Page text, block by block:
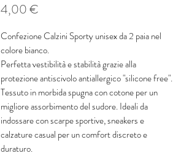
4,00 €
Confezione Calzini Sporty unisex da 2 paia nel
colore bianco.
Perfetta vestibilità e stabilità grazie alla
protezione antiscivolo antiallergico "silicone free".
Tessuto in morbida spugna con cotone per un
migliore assorbimento del sudore. Ideali da
indossare con scarpe sportive, sneakers e
calzature casual per un comfort discreto e
duraturo.